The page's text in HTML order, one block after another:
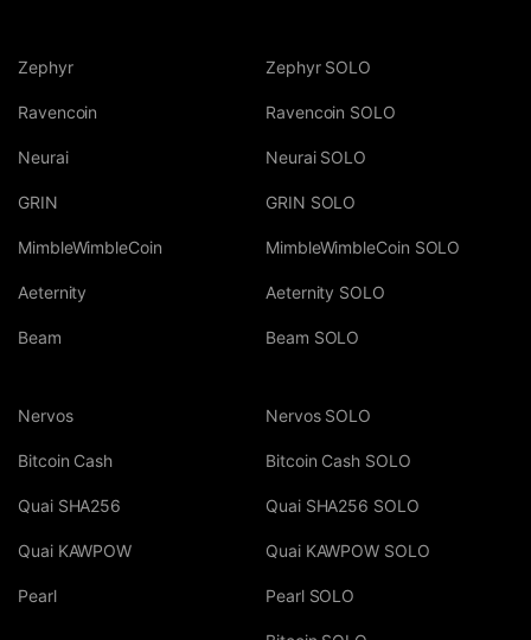
Zephyr
Ravencoin
Neurai
GRIN
MimbleWimbleCoin
Aeternity
Beam
Zephyr SOLO
Ravencoin SOLO
Neurai SOLO
GRIN SOLO
MimbleWimbleCoin SOLO
Aeternity SOLO
Beam SOLO
Nervos
Bitcoin Cash
Quai SHA256
Quai KAWPOW
Pearl
Nervos SOLO
Bitcoin Cash SOLO
Quai SHA256 SOLO
Quai KAWPOW SOLO
Pearl SOLO